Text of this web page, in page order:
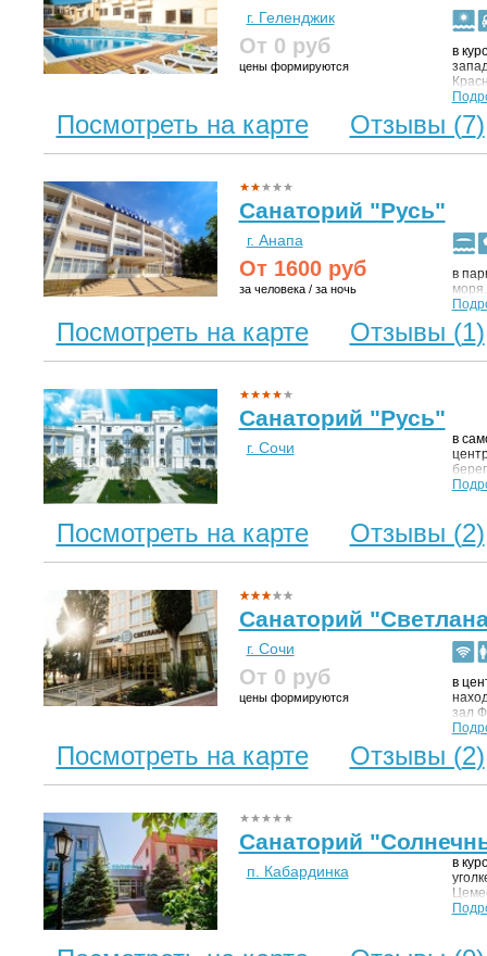
г. Геленджик
От 0 руб
цены формируются
в
Посмотреть на карте Отзывы (7)
Санаторий "Русь"
г. Анапа
От 1600руб
за человека / за ночь
в
моря.
Посмотреть на карте Отзывы (1)
Санаторий "Русь"
г. Сочи
в
езды
Посмотреть на карте Отзывы (2)
Санаторий
г. Сочи
От 0 руб
цены формируются
в
зал
м.
Посмотреть на карте Отзывы (2)
Санаторий
п. Кабардинка
в